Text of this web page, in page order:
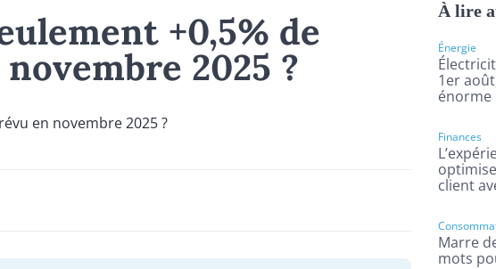
+0,5% de
2025 ?
À lire
Énergie
1er
énorme
Finances
client
Marre
mots